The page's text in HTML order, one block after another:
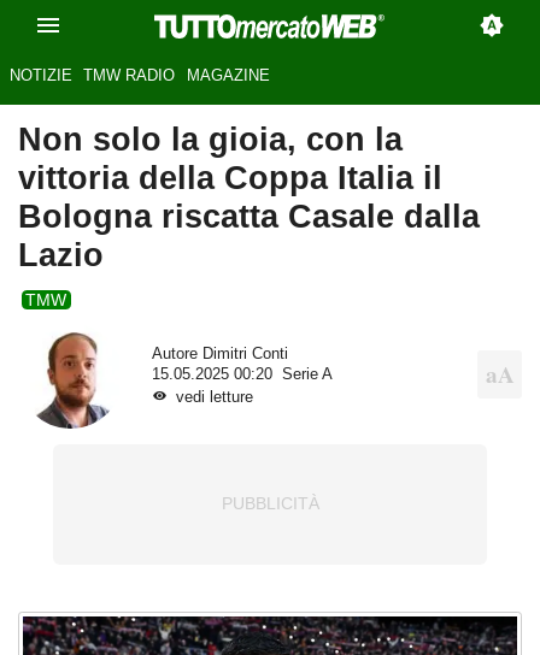
NOTIZIE TMW RADIO MAGAZINE
Non solo la gioia, con la
vittoria della Coppa Italia il
Bologna riscatta Casale dalla
Lazio
TMW
Autore Dimitri Conti
15.05.2025 00:20
Serie A
vedi letture